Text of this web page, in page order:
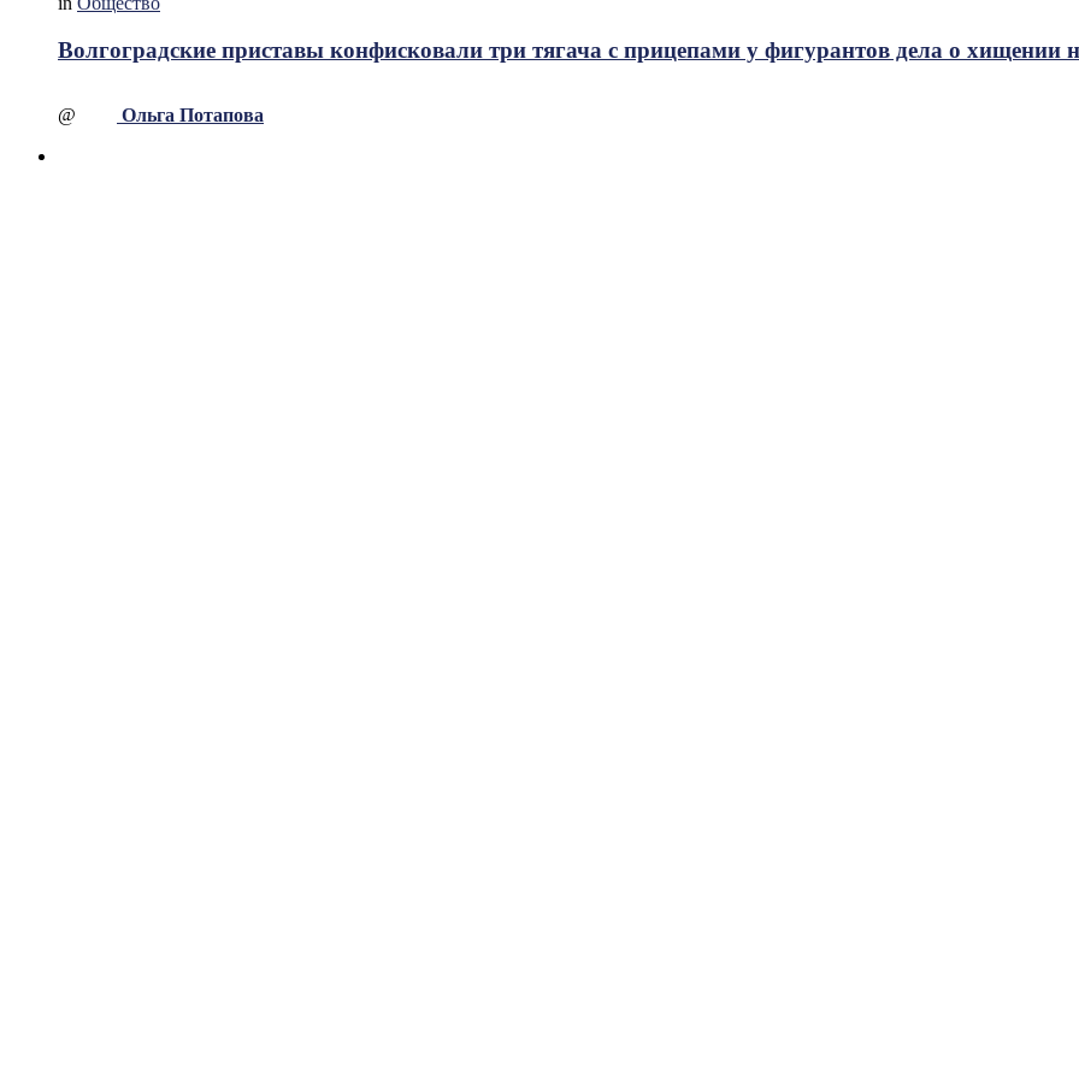
Волгоградские приставы конфисковали три тягача с прицепами у фигурантов дела о хищении
@ Ольга Потапова